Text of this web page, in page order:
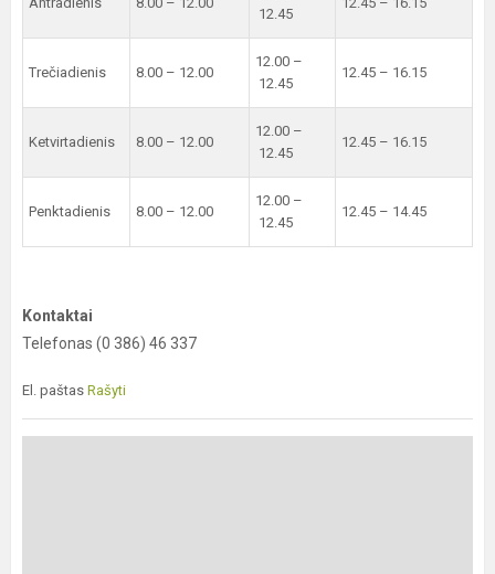
12.45
Trečiadienis 8.00 – 12.00
12.00 –
12.45
12.45 – 16.15
Ketvirtadienis 8.00 – 12.00
12.00 –
12.45
12.45 – 16.15
Penktadienis 8.00 – 12.00
12.00 –
12.45
12.45 – 14.45
Kontaktai
Telefonas (0 386) 46 337
El. paštas Rašyti